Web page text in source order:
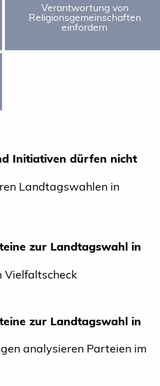
Verantwortung von
Religionsgemeinschaften
einfordern
Initiativen dürfen nicht
Landtagswahlen in
zur Landtagswahl in
Vielfaltscheck
zur Landtagswahl in
analysieren Parteien im